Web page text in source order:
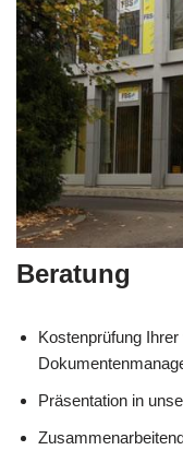
Beratung
Kostenprüfung
Präsentation in